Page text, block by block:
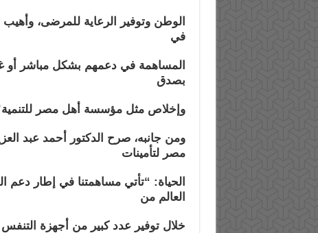
الوطن وتوفير الرعاية للمرضى، وأهيب
في
المساهمة في دعمهم بشكل مباشر أو
بصدق
وإخلاص مثل مؤسسة أهل مصر
ومن جانبه، صرح الدكتور أحمد عبد
مصر لتأمينات
الحياة: “تأتي مساهمتنا في إطار دعم
العالم من
خلال توفير عدد كبير من أجهزة